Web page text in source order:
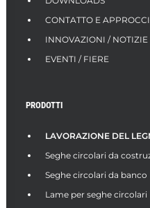
CONTATTO E
INNOVAZIONI / NOTIZIE
EVENTI / FIERE
PRODOTTI
LAVORAZIONE DEL
Seghe circolari da
Seghe circolari da banco
Lame per seghe circolari